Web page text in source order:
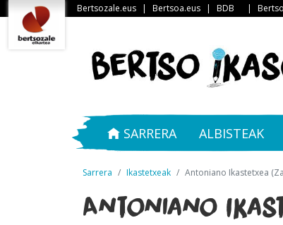
Bertsozale.eus | Bertsoa.eus | BDB |
SARRERA ALBISTEAK
Sarrera Ikastetxeak Antoniano Ikastetxea
Antoniano